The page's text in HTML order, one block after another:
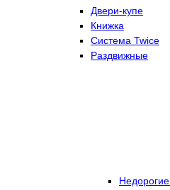
Двери-купе
Книжка
Система Twice
Раздвижные